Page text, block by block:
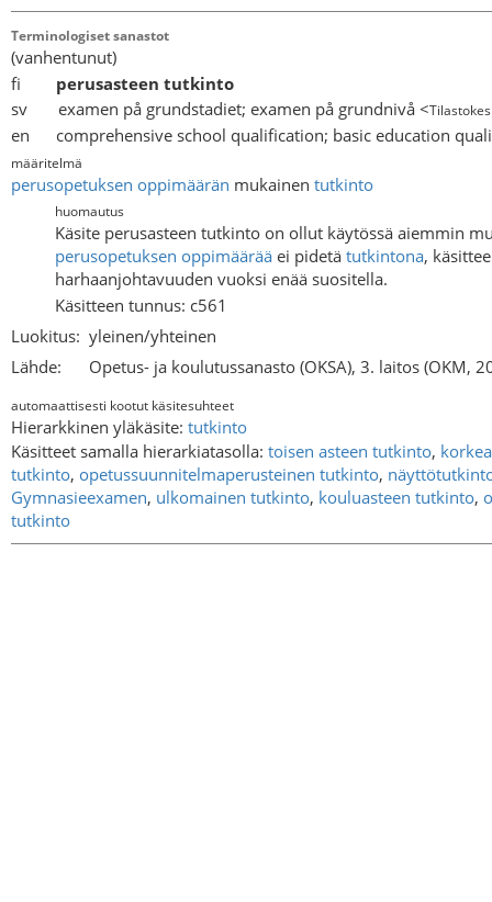
Terminologiset sanastot
(vanhentunut)
fi perusasteen tutkinto
sv examen på grundstadiet; examen på grundnivå <
en comprehensive school qualification; basic education
määritelmä
perusopetuksen oppimäärän mukainen tutkinto
huomautus
Käsite perusasteen tutkinto on ollut käytössä aiemmin
perusopetuksen oppimäärää ei pidetä tutkintona,
harhaanjohtavuuden vuoksi enää suositella.
Käsitteen tunnus: c561
Luokitus: yleinen/yhteinen
Lähde:
Opetus- ja koulutussanasto (OKSA), 3. laitos (OKM,
automaattisesti kootut käsitesuhteet
Hierarkkinen yläkäsite: tutkinto
Käsitteet samalla hierarkiatasolla: toisen asteen tutkinto,
tutkinto, opetussuunnitelmaperusteinen tutkinto,
Gymnasieexamen, ulkomainen tutkinto, kouluasteen tutkinto,
tutkinto